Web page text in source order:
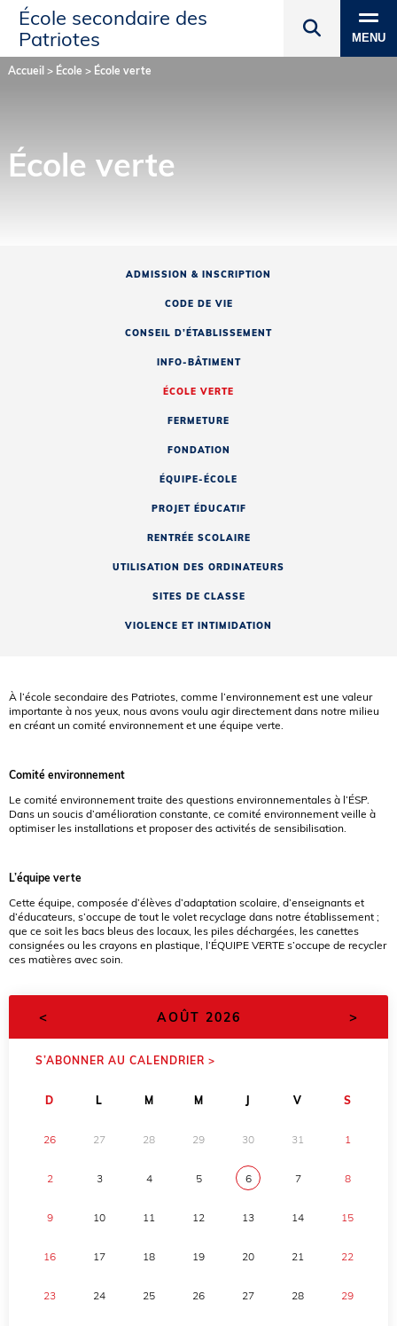
École secondaire des
Patriotes
MENU
Accueil> École > École verte
École verte
ADMISSION & INSCRIPTION
CODE DE VIE
CONSEIL D’ÉTABLISSEMENT
INFO-BÂTIMENT
ÉCOLE VERTE
FERMETURE
FONDATION
ÉQUIPE-ÉCOLE
PROJET ÉDUCATIF
RENTRÉE SCOLAIRE
UTILISATION DES ORDINATEURS
SITES DE CLASSE
VIOLENCE ET INTIMIDATION
À l’école secondaire des Patriotes, comme l’environnement est une valeur
importante à nos yeux, nous avons voulu agir directement dans notre milieu
en créant un comité environnement et une équipe verte.
Comité environnement
Le comité environnement traite des questions environnementales à l’ÉSP.
Dans un soucis d’amélioration constante, ce comité environnement veille à
optimiser les installations et proposer des activités de sensibilisation.
L’équipe verte
Cette équipe, composée d’élèves d’adaptation scolaire, d’enseignants et
d’éducateurs, s’occupe de tout le volet recyclage dans notre établissement ;
que ce soit les bacs bleus des locaux, les piles déchargées, les canettes
consignées ou les crayons en plastique, l’ÉQUIPE VERTE s’occupe de recycler
ces matières avec soin.
< AOÛT 2026 >
S’ABONNER AU CALENDRIER >
D L M M V S
26 27 28 29 30 31 1
2 3 4 5 6 7 8
9 10 11 12 13 14 15
16 17 18 19 20 21 22
23 24 25 26 27 28 29